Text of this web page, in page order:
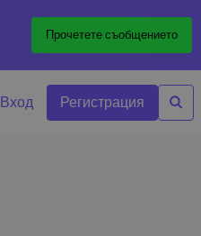
Прочетете съобщението
Вход Регистрация